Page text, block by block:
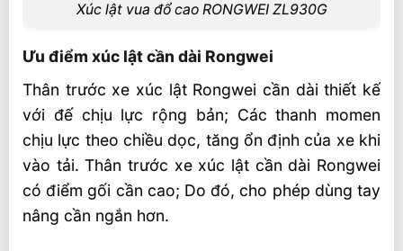
Xúc lật vua đổ cao RONGWEI ZL930G
Ưu điểm xúc lật cần dài Rongwei
Thân trước xe xúc lật Rongwei cần dài thiết kế
với đế chịu lực rộng bản; Các thanh momen
chịu lực theo chiều dọc, tăng ổn định của xe khi
vào tải. Thân trước xe xúc lật cần dài Rongwei
có điểm gối cần cao; Do đó, cho phép dùng tay
nâng cần ngắn hơn.